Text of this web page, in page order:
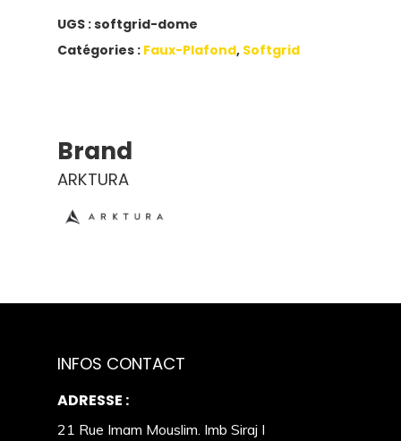
UGS :softgrid-dome
Catégories : Faux-Plafond, Softgrid
Brand
ARKTURA
INFOS CONTACT
ADRESSE :
21 Rue Imam Mouslim. Imb Siraj I